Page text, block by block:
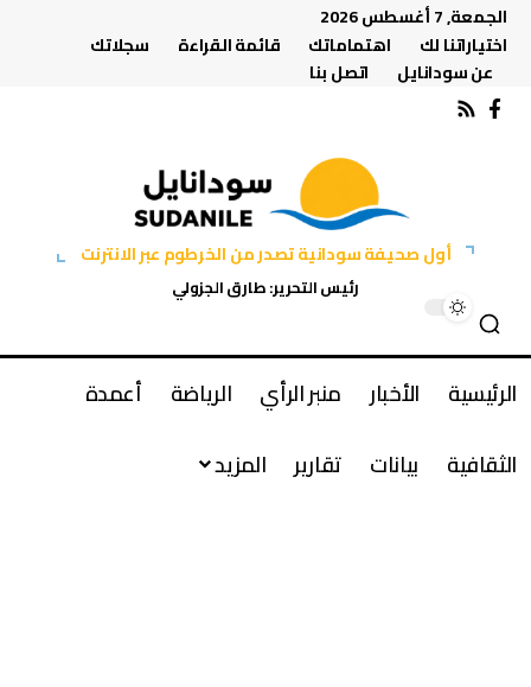
الجمعة, 7 أغسطس 2026
اختياراتنا لك
اهتماماتك قائمة القراءة
سجلاتك
عن سودانايل
اتصل بنا
أول صحيفة سودانية تصدر من الخرطوم عبر الانترنت
رئيس التحرير: طارق الجزولي
الرئيسية الأخبار منبر الرأي الرياضة
أعمدة
الثقافية
بيانات تقارير المزيد